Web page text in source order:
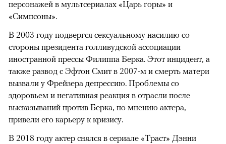
персонажей в мультсериалах «Царь горы» и
«Симпсоны».
В 2003 году подвергся сексуальному насилию со
стороны президента голливудской ассоциации
иностранной прессы Филиппа Берка. Этот инцидент, а
также развод с Эфтон Смит в 2007-м и смерть матери
вызвали у Фрейзера депрессию. Проблемы со
здоровьем и негативная реакция в отрасли после
высказываний против Берка, по мнению актера,
привели его карьеру к кризису.
В 2018 году актер снялся в сериале «Траст» Дэнни